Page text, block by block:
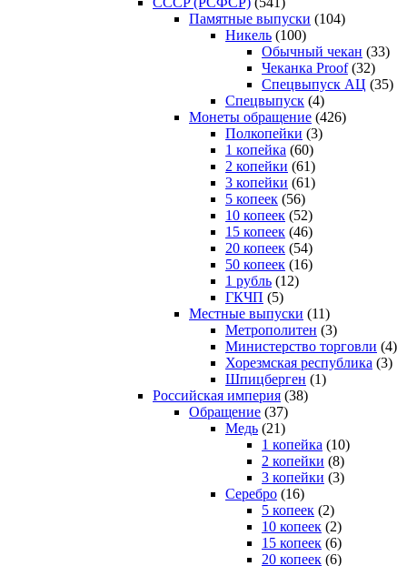
Памятные выпуски (104)
Никель (100)
Обычный чекан (33)
Чеканка Proof(32)
Спецвыпуск АЦ (35)
Спецвыпуск (4)
Монеты обращение (426)
Полкопейки (3)
1 копейка (60)
2 копейки (61)
3 копейки (61)
5 копеек (56)
10 копеек (52)
15 копеек (46)
20 копеек (54)
50 копеек (16)
1 рубль (12)
ГКЧП (5)
Местные выпуски (11)
Метрополитен (3)
Министерство торговли (4)
Хорезмская республика (3)
Шпицберген (1)
Российская империя (38)
Обращение (37)
Медь (21)
1 копейка (10)
2 копейки (8)
3 копейки (3)
Серебро (16)
5 копеек (2)
10 копеек (2)
15 копеек (6)
20 копеек (6)